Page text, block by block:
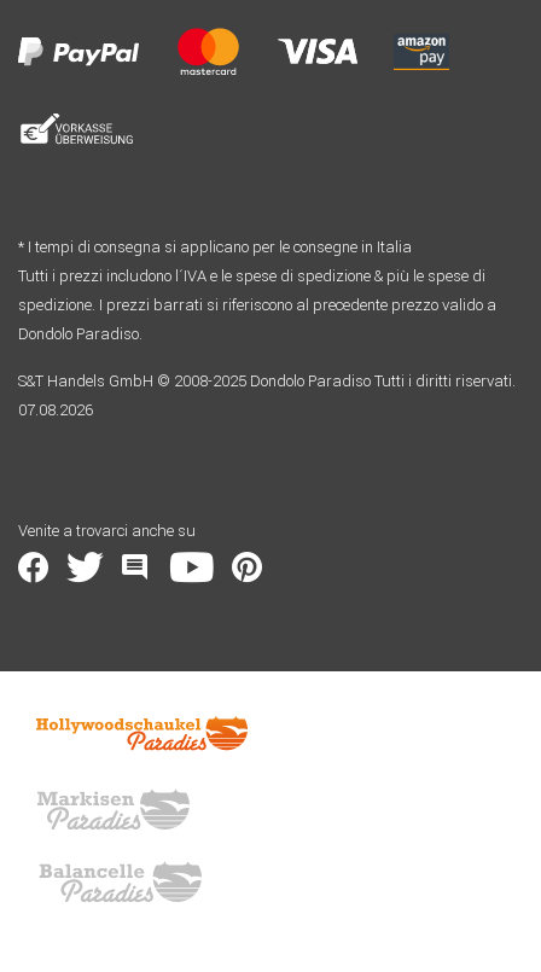
* I tempi di consegna si applicano per le consegne in Italia
Tutti i prezzi includono l´IVA e le spese di spedizione & più le spese di
spedizione. I prezzi barrati si riferiscono al precedente prezzo valido a
Dondolo Paradiso.
S&T Handels GmbH © 2008-2025 Dondolo Paradiso Tutti i diritti riservati.
07.08.2026
Venite a trovarci anche su